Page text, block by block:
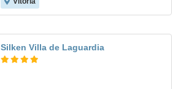
Silken Villa de Laguardia